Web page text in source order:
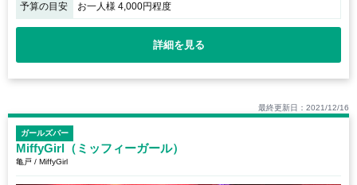
予算の目安 お一人様 4,000円程度
詳細を見る
最終更新日：2021/12/16
ガールズバー
MiffyGirl（ミッフィーガール）
亀戸 / MiffyGirl